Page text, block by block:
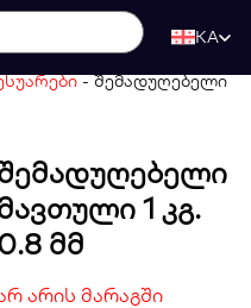
KA
-შემადუღებელი
1 Კგ.
Მმ
არის მარაგში